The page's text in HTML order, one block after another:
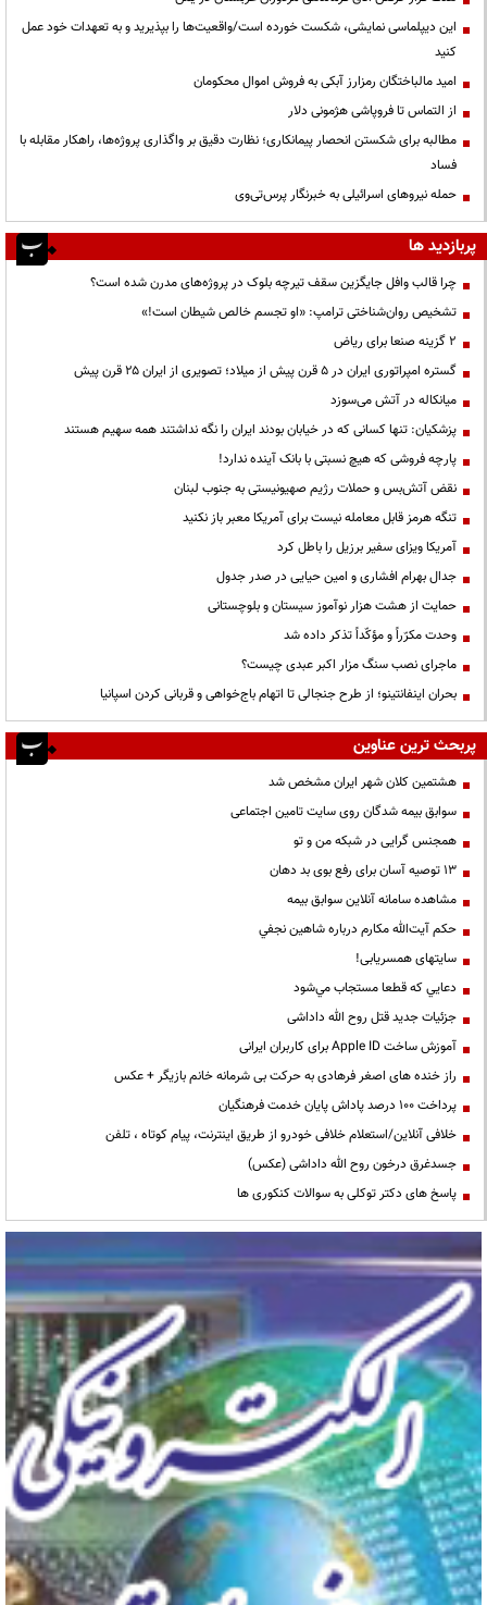
این دیپلماسی نمایشی، شکست خورده است/واقعیت‌ها را بپذیرید و به تعهدات خود عمل
کنید
امید مالباختگان رمزارز آبکی به فروش اموال محکومان
از التماس تا فروپاشی هژمونی دلار
مطالبه برای شکستن انحصار پیمانکاری؛ نظارت دقیق بر واگذاری پروژه‌ها، راهکار مقابله با
فساد
حمله نیروهای اسرائیلی به خبرنگار پرس‌تی‌وی
پربازدید ها
چرا قالب وافل جایگزین سقف تیرچه بلوک در پروژه‌های مدرن شده است؟
تشخیص روان‌شناختی ترامپ: «او تجسم خالص شیطان است!»
۲ گزینه صنعا برای ریاض
گستره امپراتوری ایران در ۵ قرن پیش از میلاد؛ تصویری از ایران ۲۵ قرن پیش
میانکاله در آتش می‌سوزد
پزشکیان: تنها کسانی که در خیابان بودند ایران را نگه نداشتند همه سهیم هستند
پارچه فروشی که هیچ نسبتی با بانک آینده ندارد!
نقض آتش‌بس و حملات رژیم صهیونیستی به جنوب لبنان
تنگه هرمز قابل معامله نیست برای آمریکا معبر باز نکنید
آمریکا ویزای سفیر برزیل را باطل کرد
جدال بهرام افشاری و امین حیایی در صدر جدول
حمایت از هشت هزار نوآموز سیستان و بلوچستانی
وحدت مکرّراً و مؤکّداً تذکر داده شد
ماجرای نصب سنگ مزار اکبر عبدی چیست؟
بحران اینفانتینو؛ از طرح جنجالی تا اتهام باج‌خواهی و قربانی کردن اسپانیا
پربحث ترین عناوین
هشتمین کلان شهر ایران مشخص شد
سوابق بیمه شدگان روی سایت تامین اجتماعی
همجنس گرایی در شبکه من و تو
13 توصیه آسان برای رفع بوی بد دهان
مشاهده سامانه آنلاين سوابق بیمه
حكم آيت‌الله مكارم درباره شاهين نجفي
سایتهای همسریابی!
دعايي كه قطعا مستجاب مي‌شود
جزئیات جدید قتل روح الله داداشی
آموزش ساخت Apple ID برای کاربران ایرانی
راز خنده های اصغر فرهادی به حرکت بی شرمانه خانم بازیگر + عکس
پرداخت ۱۰۰ درصد پاداش پایان خدمت فرهنگیان
خلافی آنلاین/استعلام خلافی خودرو از طریق اینترنت، پیام کوتاه ، تلفن
جسدغرق درخون روح الله داداشی (عکس)
پاسخ های دکتر توکلی به سوالات کنکوری ها